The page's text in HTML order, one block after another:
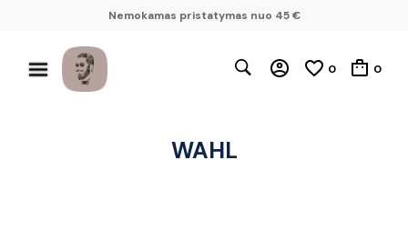
Nemokamas pristatymas nuo 45 €
0 0
WAHL